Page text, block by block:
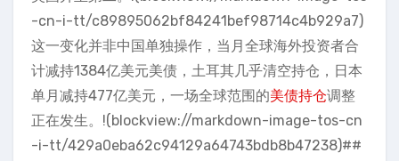
-cn-i-tt/c89895062bf84241bef98714c4b929a7)
这一变化并非中国单独操作，当月全球海外投资者合
计减持1384亿美元美债，土耳其几乎清空持仓，日本
单月减持477亿美元，一场全球范围的美债持仓调整
正在发生。!(blockview://markdown-image-tos-cn
-i-tt/429a0eba62c94129a64743bdb8b47238)##